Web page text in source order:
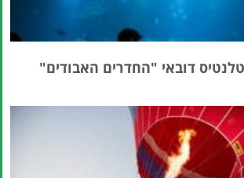
דובאי "החדרים האבודים"